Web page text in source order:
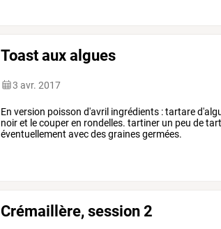
Toast aux algues
3 avr. 2017
En version poisson d'avril ingrédients : tartare
noir et le couper en rondelles. tartiner un peu de
éventuellement avec des graines germées.
Crémaillère, session 2